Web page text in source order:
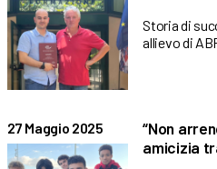
Storia di
allievo di
27 Maggio 2025
“Non
amicizia